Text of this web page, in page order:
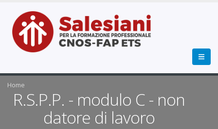
Home
R.S.P.P. - modulo C - non
datore di lavoro